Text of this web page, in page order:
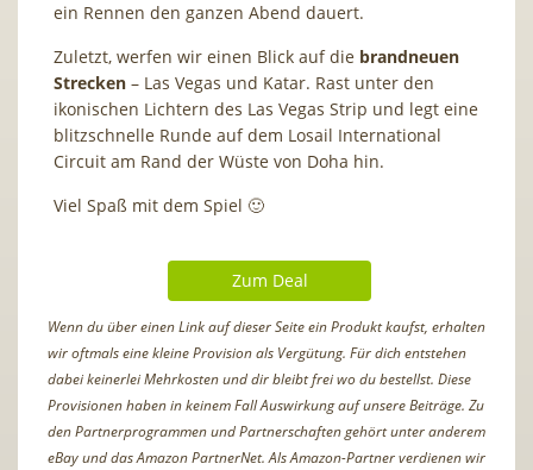
ein Rennen den ganzen Abend dauert.
Zuletzt, werfen wir einen Blick auf die brandneuen
Strecken – Las Vegas und Katar. Rast unter den
ikonischen Lichtern des Las Vegas Strip und legt eine
blitzschnelle Runde auf dem Losail International
Circuit am Rand der Wüste von Doha hin.
Viel Spaß mit dem Spiel 🙂
Zum Deal
Wenn du über einen Link auf dieser Seite ein Produkt kaufst, erhalten
wir oftmals eine kleine Provision als Vergütung. Für dich entstehen
dabei keinerlei Mehrkosten und dir bleibt frei wo du bestellst. Diese
Provisionen haben in keinem Fall Auswirkung auf unsere Beiträge. Zu
den Partnerprogrammen und Partnerschaften gehört unter anderem
eBay und das Amazon PartnerNet. Als Amazon-Partner verdienen wir